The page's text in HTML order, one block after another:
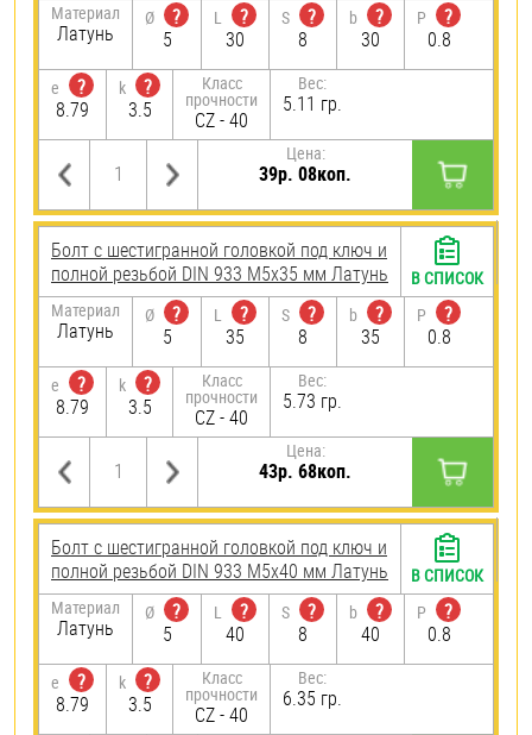
Материал
Латунь
Ø
?
5
L
?
30
S
?
8
b
?
30
P
?
0.8
e
?
8.79
k
?
3.5
Класс
прочности
CZ - 40
Вес:
5.11 гр.
Цена:
39р. 08коп.
Болт с шестигранной головкой под ключ и
полной резьбой DIN 933 М5х35 мм Латунь
Материал
Латунь
Ø
?
5
L
?
35
S
?
8
b
?
35
P
?
0.8
e
?
8.79
k
?
3.5
Класс
прочности
CZ - 40
Вес:
5.73 гр.
Цена:
43р. 68коп.
В СПИСОК
Болт с шестигранной головкой под ключ и
полной резьбой DIN 933 М5х40 мм Латунь
Материал
Латунь
Ø
?
5
L
?
40
S
?
8
b
?
40
P
?
0.8
e
?
8.79
k
?
3.5
Класс
прочности
CZ - 40
Вес:
6.35 гр.
В СПИСОК